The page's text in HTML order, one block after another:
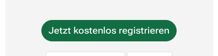
Jetzt kostenlos registrieren